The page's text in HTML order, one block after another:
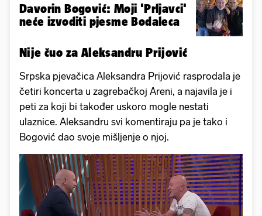
Davorin Bogović: Moji 'Prljavci'
neće izvoditi pjesme Bodaleca
Nije čuo za Aleksandru Prijović
Srpska pjevačica Aleksandra Prijović rasprodala je
četiri koncerta u zagrebačkoj Areni, a najavila je i
peti za koji bi također uskoro mogle nestati
ulaznice. Aleksandru svi komentiraju pa je tako i
Bogović dao svoje mišljenje o njoj.